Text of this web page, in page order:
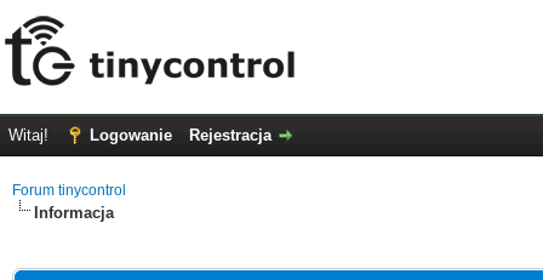
Witaj! Logowanie Rejestracja
Forum tinycontrol
Informacja